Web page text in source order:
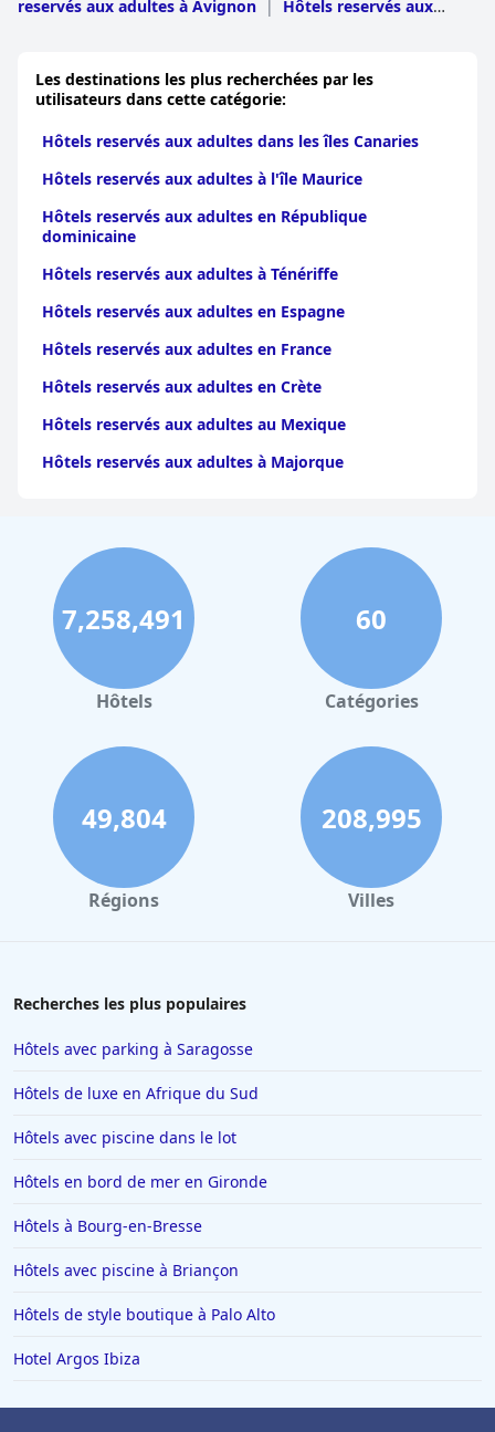
reservés aux adultes à Avignon |
Hôtels reservés aux
Les destinations les plus recherchées par les
utilisateurs dans cette catégorie:
Hôtels reservés aux adultes dans les îles Canaries
Hôtels reservés aux adultes à l'île Maurice
Hôtels reservés aux adultes en République
dominicaine
Hôtels reservés aux adultes à Ténériffe
Hôtels reservés aux adultes en Espagne
Hôtels reservés aux adultes en France
Hôtels reservés aux adultes en Crète
Hôtels reservés aux adultes au Mexique
Hôtels reservés aux adultes à Majorque
7,258,491
Hôtels
60
Catégories
49,804
Régions
208,995
Villes
Recherches les plus populaires
Hôtels avec parking à Saragosse
Hôtels de luxe en Afrique du Sud
Hôtels avec piscine dans le lot
Hôtels en bord de mer en Gironde
Hôtels à Bourg-en-Bresse
Hôtels avec piscine à Briançon
Hôtels de style boutique à Palo Alto
Hotel Argos Ibiza